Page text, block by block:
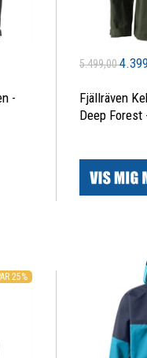
-
5.499,00
Fjällräven
Deep Forest
25%